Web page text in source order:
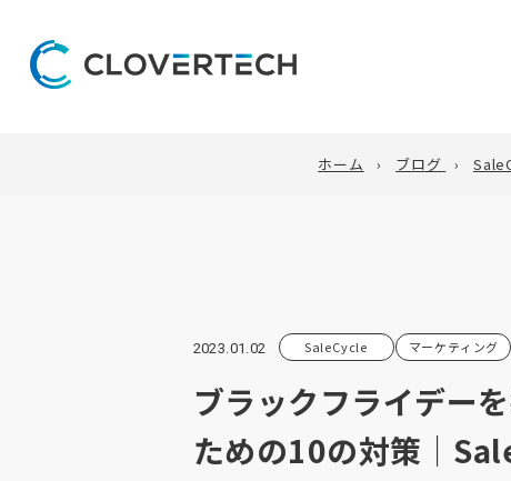
ホーム ブログ
2023.01.02 SaleCycle マーケティング
ブラックフライデー
ための10の対策｜